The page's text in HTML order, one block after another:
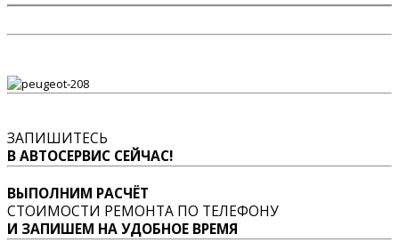
ЗАПИШИТЕСЬ
В АВТОСЕРВИС СЕЙЧАС!
ВЫПОЛНИМ РАСЧЁТ
СТОИМОСТИ РЕМОНТА ПО ТЕЛЕФОНУ
И ЗАПИШЕМ НА УДОБНОЕ ВРЕМЯ